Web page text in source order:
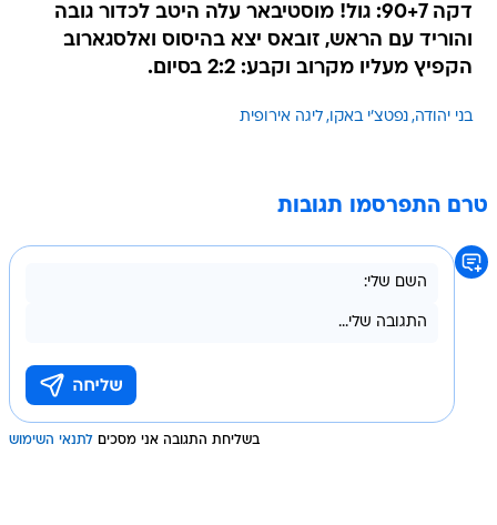
דקה 90+7: גול! מוסטיבאר עלה היטב לכדור גובה
והוריד עם הראש, זובאס יצא בהיסוס ואלסגארוב
הקפיץ מעליו מקרוב וקבע: 2:2 בסיום.
בני יהודה נפטצ'י באקו ליגה אירופית
טרם התפרסמו תגובות
בשליחת התגובה אני מסכים לתנאי השימוש